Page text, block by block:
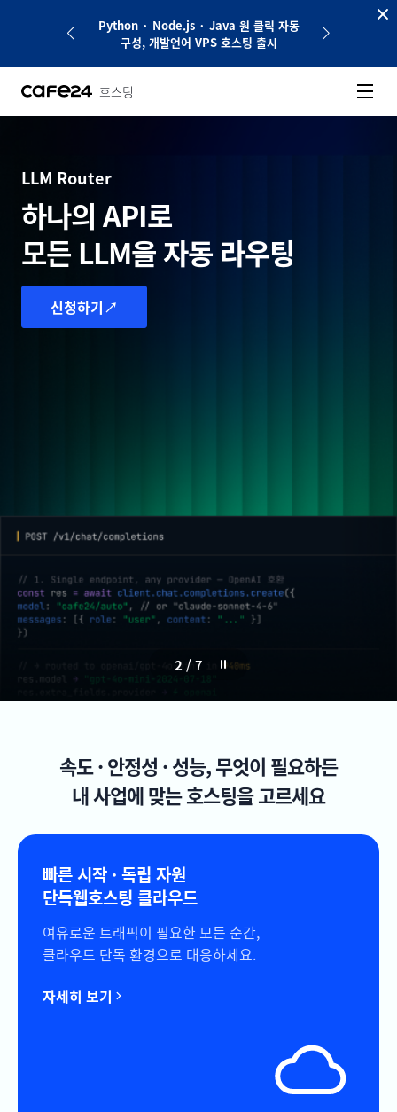
공개하세요. AI
Python · Node.js · Java 원 클릭 자동
구성, 개발언어 VPS 호스팅 출시
기억하고 성장
호스팅
AI 에이전트
단돈 7000원으로
다양한 AI와 함께 시작하는
에이전트 경험
3 /7
속도 · 안정성 · 성능, 무엇이 필요하든
내 사업에 맞는 호스팅을 고르세요
빠른 시작 · 독립 자원
단독웹호스팅 클라우드
여유로운 트래픽이 필요한 모든 순간,
클라우드 단독 환경으로 대응하세요.
자세히 보기